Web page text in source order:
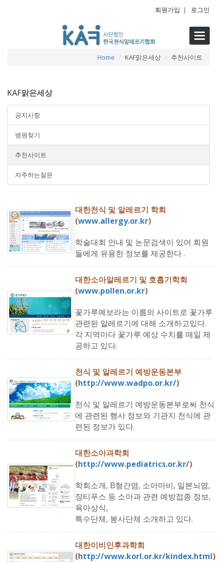
회원가입 | 로그인
Home
KAF맑은세상 추천사이트
KAF맑은세상
공지사항
병원찾기
추천사이트
자주하는질문
대한천식 및 알레르기 학회
(www.allergy.or.kr)
학술대회 안내 및 논문검색이 있어 회원
들에게 유용한 정보를 제공한다 .
대한소아알레르기 및 호흡기학회
(www.pollen.or.kr)
꽃가루예보라는 이름의 사이트로 꽃가루
관련된 알레르기에 대해 소개하고있다.
각 지역마다 꽃가루 예상 수치를 매일 제
공하고 있다.
천식 및 알레르기 예방운동본부
(http://www.wadpo.or.kr/)
천식 및 알레르기 예방운동본부로써 천식
에 관련된 행사 정보와 기관지 천식에 관
련된 정보가 있다.
대한소아과학회
(http://www.pediatrics.or.kr/)
학회소개, B형간염, 소아마비, 일본뇌염,
장티푸스 등 소아과 관련 예방접종 정보,
육아상식,
특수단체, 봉사단체 소개하고 있다.
대한이비인후과학회
(http://www.korl.or.kr/kindex.html)